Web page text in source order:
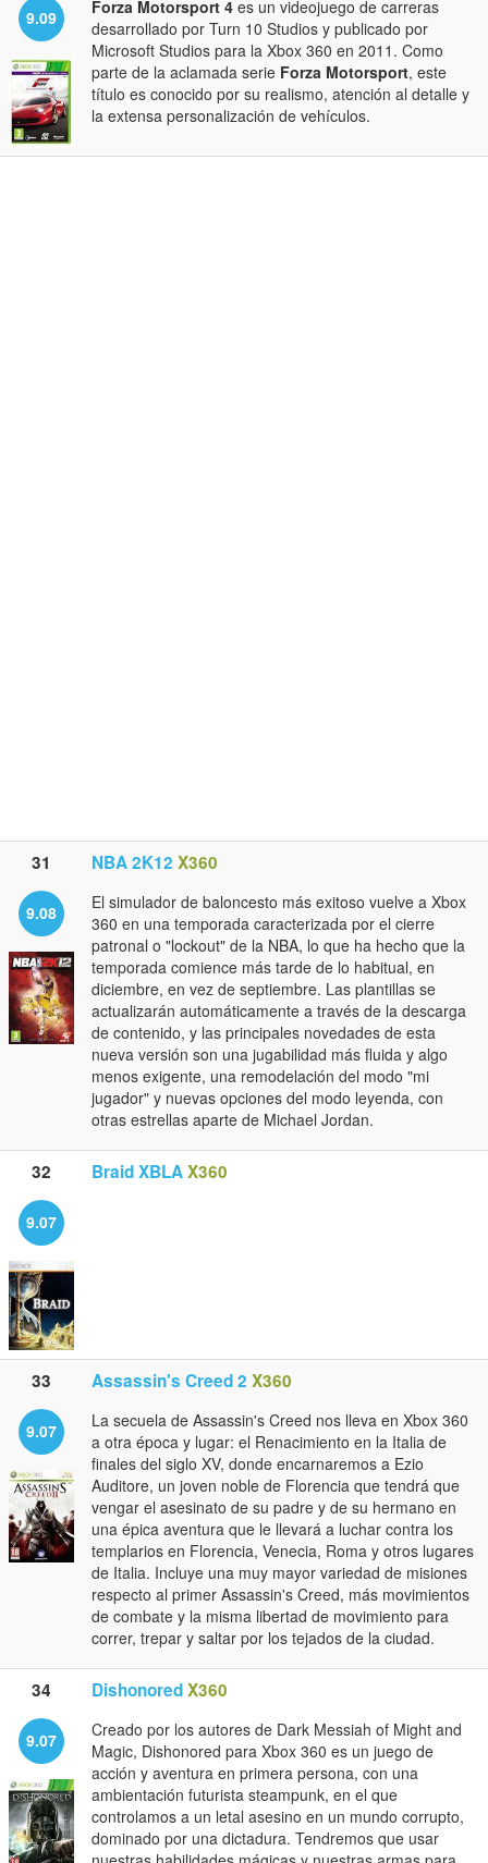
9.09 Forza Motorsport 4 es un videojuego de carreras
desarrollado por Turn 10 Studios y publicado por
Microsoft Studios para la Xbox 360 en 2011. Como
parte de la aclamada serie Forza Motorsport, este
título es conocido por su realismo, atención al detalle y
la extensa personalización de vehículos.
31 NBA 2K12 X360
9.08
El simulador de baloncesto más exitoso vuelve a Xbox
360 en una temporada caracterizada por el cierre
patronal o "lockout" de la NBA, lo que ha hecho que la
temporada comience más tarde de lo habitual, en
diciembre, en vez de septiembre. Las plantillas se
actualizarán automáticamente a través de la descarga
de contenido, y las principales novedades de esta
nueva versión son una jugabilidad más fluida y algo
menos exigente, una remodelación del modo "mi
jugador" y nuevas opciones del modo leyenda, con
otras estrellas aparte de Michael Jordan.
32 Braid XBLAX360
9.07
33 Assassin's Creed 2 X360
9.07
La secuela de Assassin's Creed nos lleva en Xbox 360
a otra época y lugar: el Renacimiento en la Italia de
finales del siglo XV, donde encarnaremos a Ezio
Auditore, un joven noble de Florencia que tendrá que
vengar el asesinato de su padre y de su hermano en
una épica aventura que le llevará a luchar contra los
templarios en Florencia, Venecia, Roma y otros lugares
de Italia. Incluye una muy mayor variedad de misiones
respecto al primer Assassin's Creed, más movimientos
de combate y la misma libertad de movimiento para
correr, trepar y saltar por los tejados de la ciudad.
34 DishonoredX360
9.07
Creado por los autores de Dark Messiah of Might and
Magic, Dishonored para Xbox 360 es un juego de
acción y aventura en primera persona, con una
ambientación futurista steampunk, en el que
controlamos a un letal asesino en un mundo corrupto,
dominado por una dictadura. Tendremos que usar